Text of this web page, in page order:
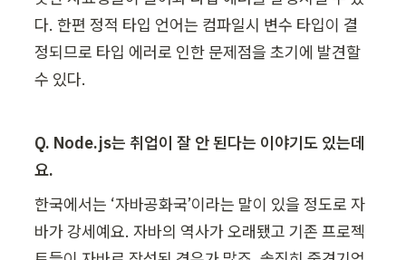
다. 한편 정적 타입 언어는 컴파일시 변수 타입이 결
정되므로 타입 에러로 인한 문제점을 초기에 발견할
수 있다.
Q. Node.js는 취업이 잘 안 된다는 이야기도 있는데
요.
한국에서는 ‘자바공화국’이라는 말이 있을 정도로 자
바가 강세예요. 자바의 역사가 오래됐고 기존 프로젝